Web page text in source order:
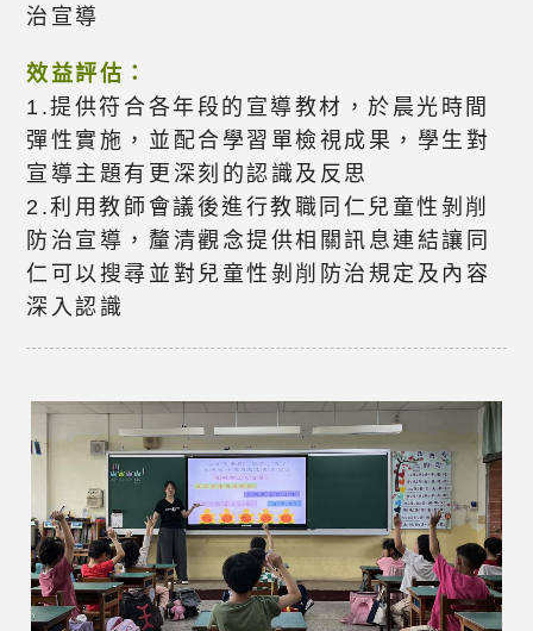
治宣導
效益評估：
1.提供符合各年段的宣導教材，於晨光時間
彈性實施，並配合學習單檢視成果，學生對
宣導主題有更深刻的認識及反思
2.利用教師會議後進行教職同仁兒童性剝削
防治宣導，釐清觀念提供相關訊息連結讓同
仁可以搜尋並對兒童性剝削防治規定及內容
深入認識